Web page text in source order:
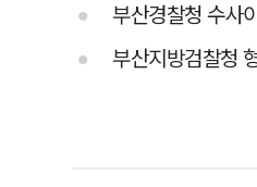
부산경찰청 수사
부산지방검찰청